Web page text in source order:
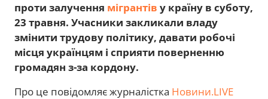
проти залучення мігрантів у країну в суботу,
23 травня. Учасники закликали владу
змінити трудову політику, давати робочі
місця українцям і сприяти поверненню
громадян з-за кордону.
Про це повідомляє журналістка Новини.LIVE